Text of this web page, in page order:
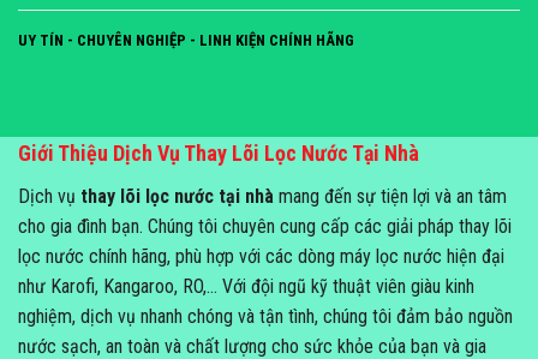
UY TÍN - CHUYÊN NGHIỆP - LINH KIỆN CHÍNH HÃNG
Giới Thiệu Dịch Vụ Thay Lõi Lọc Nước Tại Nhà
Dịch vụ thay lõi lọc nước tại nhà mang đến sự tiện lợi và an tâm
cho gia đình bạn. Chúng tôi chuyên cung cấp các giải pháp thay lõi
lọc nước chính hãng, phù hợp với các dòng máy lọc nước hiện đại
như Karofi, Kangaroo, RO,... Với đội ngũ kỹ thuật viên giàu kinh
nghiệm, dịch vụ nhanh chóng và tận tình, chúng tôi đảm bảo nguồn
nước sạch, an toàn và chất lượng cho sức khỏe của bạn và gia